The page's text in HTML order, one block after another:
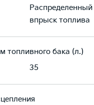
Распределенный
впрыск топлива
топливного бака (л.)
35